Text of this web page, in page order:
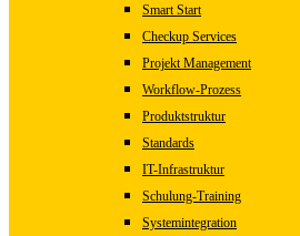
Smart Start
Checkup Services
Projekt Management
Workflow-Prozess
Produktstruktur
Standards
IT-Infrastruktur
Schulung-Training
Systemintegration